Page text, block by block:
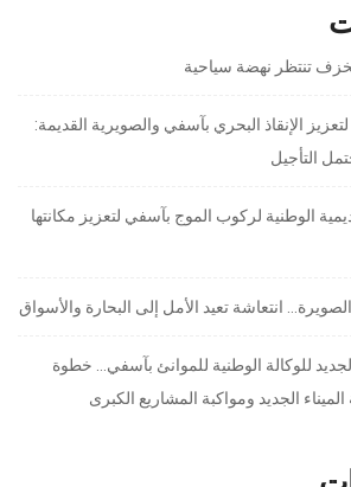
الإنقاذ البحري بآسفي والصويرية القديمة:
الوطنية لركوب الموج بآسفي لتعزيز مكانتها
للوكالة الوطنية للموانئ بآسفي… خطوة